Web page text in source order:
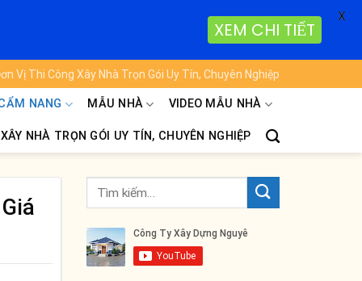
Vị Thi Công Xây Nhà Trọn Gói Uy Tín, Chuyên Nghiệp
NANG MẪU NHÀ VIDEO MẪU NHÀ
NHÀ TRỌN GÓI UY TÍN, CHUYÊN NGHIỆP
XEM CHI TIẾT
X